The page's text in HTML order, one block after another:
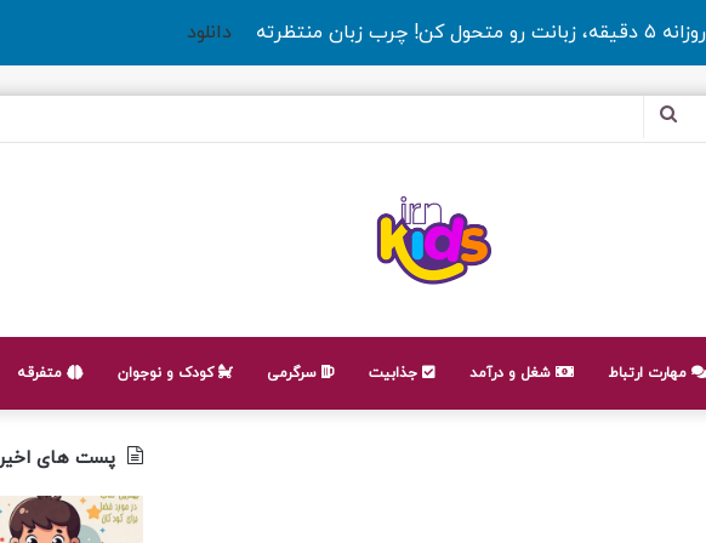
روزانه ۵ دقیقه، زبانت رو متحول کن! چرب زبان منتظرته دانلود
جستجو
مهارت ارتباط شغل و درآمد جذابیت سرگرمی کودک و نوجوان متفرقه
پست های اخیر